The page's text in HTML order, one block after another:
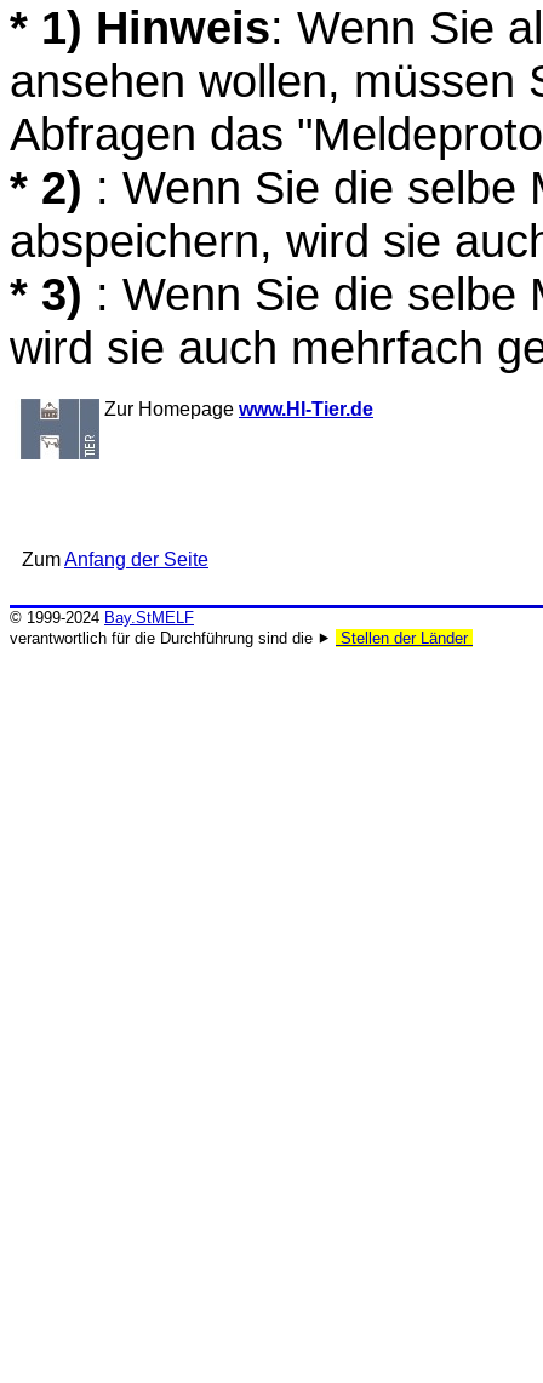
* 1) Hinweis: Wenn Sie
ansehen wollen, müssen
Abfragen das
* 2) : Wenn Sie die selbe
abspeichern, wird sie
* 3) : Wenn Sie die selbe
wird sie auch mehrfach
Zur Homepage www.HI-Tier.de
ZumAnfang der Seite
© 1999-2024 Bay.StMELF
verantwortlich für die Durchführung sind die ⯈
Stellen der Länder